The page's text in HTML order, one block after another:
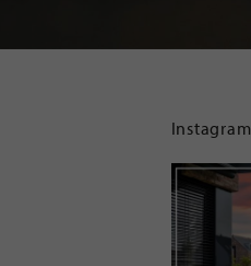
Instagram